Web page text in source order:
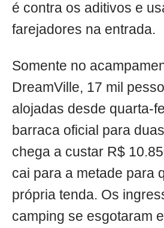
é contra os aditivos e
farejadores na entrada.
Somente no
DreamVille, 17 mil
alojadas desde quarta-
barraca oficial para
chega a custar R$
cai para a metade para
própria tenda. Os
camping se esgotaram